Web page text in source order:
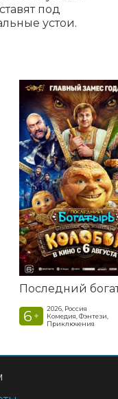
под
устои.
6 +
2026, Россия
Комедия, Фэнтези,
Приключения